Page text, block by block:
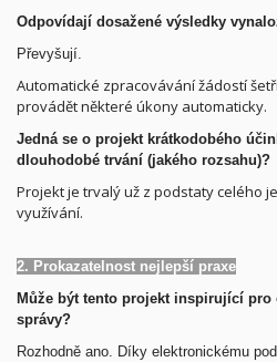
Odpovídají dosažené výsledky
Převyšují.
Automatické zpracovávání žádostí
provádět některé úkony automaticky.
Jedná se o projekt krátkodobého
dlouhodobé trvání (jakého rozsahu)?
Projekt je trvalý už z podstaty celého
využívání.
2. Prokazatelnost nejlepší praxe
Může být tento projekt inspirující pro
správy?
Rozhodně ano. Díky elektronickému